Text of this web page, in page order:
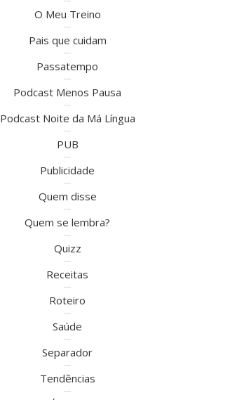
O Meu Treino
Pais que cuidam
Passatempo
Podcast Menos Pausa
Podcast Noite da Má Língua
PUB
Publicidade
Quem disse
Quem se lembra?
Quizz
Receitas
Roteiro
Saúde
Separador
Tendências